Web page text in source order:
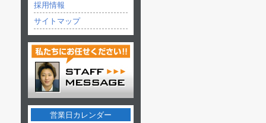
採用情報
サイトマップ
営業日カレンダー